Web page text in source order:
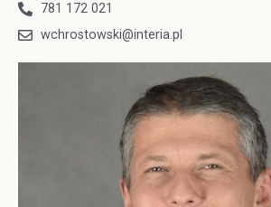
781 172 021
wchrostowski@interia.pl